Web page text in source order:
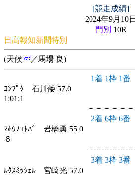
[競走成績]
2024年9月10日
門別 10R
日高報知新聞特別
(天候 ／馬場 良)
1着 1枠 1番
ﾖﾝﾌﾟｸ 石川倭 57.0
1:01:1
－－－－－－
2着 6枠 6番
ﾏﾎｳﾉｺﾄﾊﾞ 岩橋勇 55.0
６
－－－－－－
3着 3枠 3番
ﾙｸｽﾐｯｼｪﾙ 宮崎光 57.0